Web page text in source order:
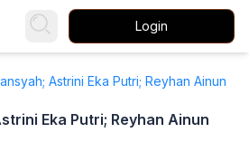
Login
Astrini Eka Putri; Reyhan Ainun
Eka Putri; Reyhan Ainun